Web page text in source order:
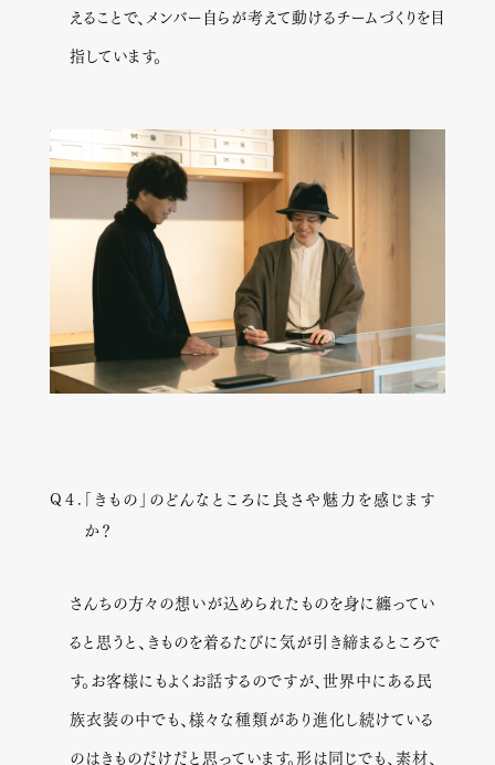
えることで、メンバー自らが考えて動けるチームづくりを目
指しています。
Q４. 「きもの」のどんなところに良さや魅力を感じます
か？
さんちの方々の想いが込められたものを身に纏ってい
ると思うと、きものを着るたびに気が引き締まるところで
す。お客様にもよくお話するのですが、世界中にある民
族衣装の中でも、様々な種類があり進化し続けている
のはきものだけだと思っています。形は同じでも、素材、